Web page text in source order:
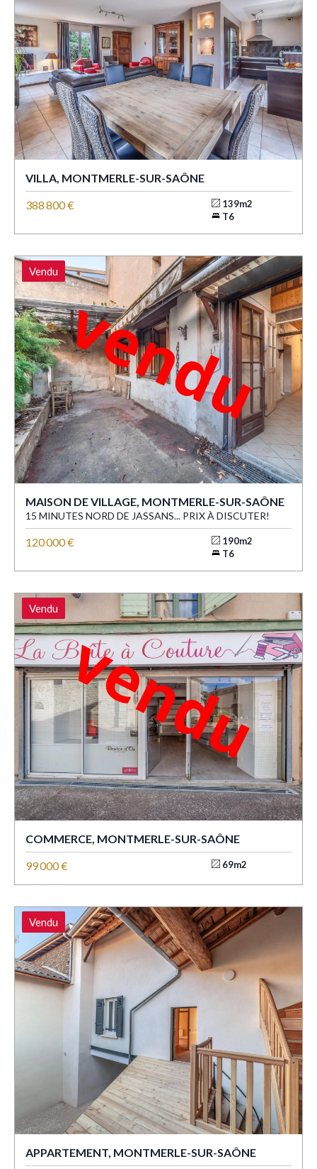
VILLA, MONTMERLE-SUR-SAÔNE
388 800 €
139m2
T6
Vendu
MAISON DE VILLAGE, MONTMERLE-SUR-SAÔNE
15 MINUTES NORD DE JASSANS... PRIX À DISCUTER!
120 000 €
190m2
T6
Vendu
COMMERCE, MONTMERLE-SUR-SAÔNE
99 000 €
69m2
Vendu
APPARTEMENT, MONTMERLE-SUR-SAÔNE